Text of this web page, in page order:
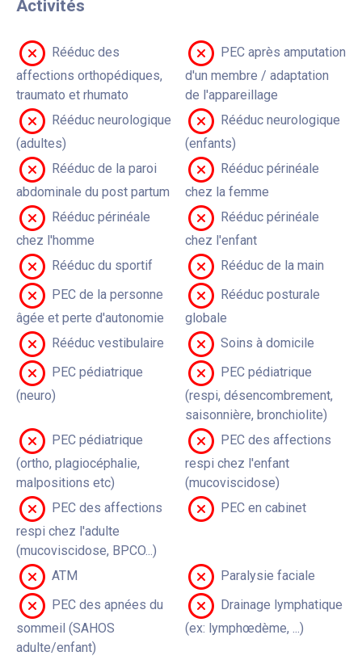
Activités
Rééduc des
affections orthopédiques,
traumato et rhumato
PEC après amputation
d'un membre / adaptation
de l'appareillage
Rééduc neurologique
(adultes)
Rééduc neurologique
(enfants)
Rééduc de la paroi
abdominale du post partum
Rééduc périnéale
chez la femme
Rééduc périnéale
chez l'homme
Rééduc périnéale
chez l'enfant
Rééduc du sportif
Rééduc de la main
PEC de la personne
âgée et perte d'autonomie
Rééduc posturale
globale
Rééduc vestibulaire
Soins à domicile
PEC pédiatrique
(neuro)
PEC pédiatrique
(respi, désencombrement,
saisonnière, bronchiolite)
PEC pédiatrique
(ortho, plagiocéphalie,
malpositions etc)
PEC des affections
respi chez l'enfant
(mucoviscidose)
PEC des affections
respi chez l'adulte
(mucoviscidose, BPCO...)
PEC en cabinet
ATM
Paralysie faciale
PEC des apnées du
sommeil (SAHOS
adulte/enfant)
Drainage lymphatique
(ex: lymphœdème, ...)